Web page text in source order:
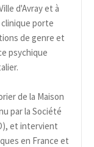
d'Avray et à
porte
de genre et
psychique
de la Maison
par la Société
et intervient
en France et